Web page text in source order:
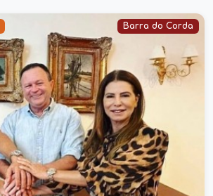
Barra do Corda
a deputada Abigail